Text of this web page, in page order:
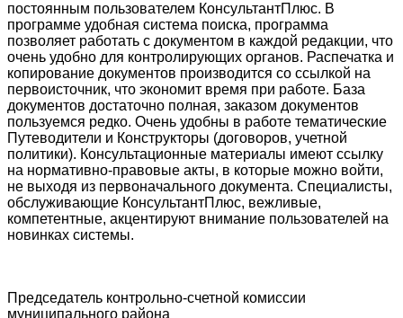
постоянным пользователем КонсультантПлюс. В
программе удобная система поиска, программа
позволяет работать с документом в каждой редакции, что
очень удобно для контролирующих органов. Распечатка и
копирование документов производится со ссылкой на
первоисточник, что экономит время при работе. База
документов достаточно полная, заказом документов
пользуемся редко. Очень удобны в работе тематические
Путеводители и Конструкторы (договоров, учетной
политики). Консультационные материалы имеют ссылку
на нормативно-правовые акты, в которые можно войти,
не выходя из первоначального документа. Специалисты,
обслуживающие КонсультантПлюс, вежливые,
компетентные, акцентируют внимание пользователей на
новинках системы.
Председатель контрольно-счетной комиссии
муниципального района